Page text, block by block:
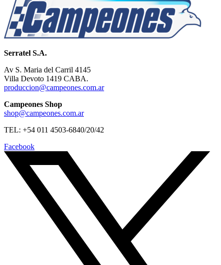
Serratel S.A.
Av S. Maria del Carril 4145
Villa Devoto 1419 CABA.
produccion@campeones.com.ar
Campeones Shop
shop@campeones.com.ar
TEL: +54 011 4503-6840/20/42
Facebook